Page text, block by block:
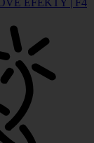
EFEKTY | F4